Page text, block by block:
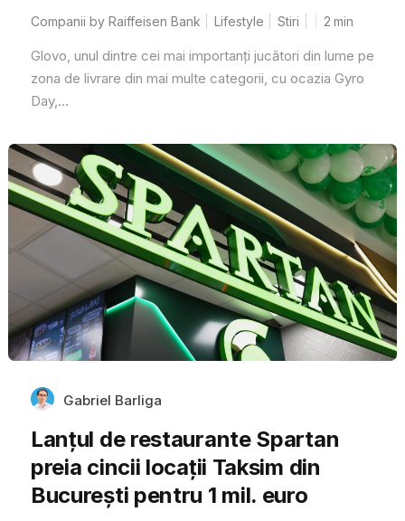
Companii by Raiffeisen Bank Lifestyle Stiri 2 min
Glovo, unul dintre cei mai importanți jucători din lume pe
zona de livrare din mai multe categorii, cu ocazia Gyro
Day,...
Gabriel Barliga
Lanțul de restaurante Spartan
preia cincii locații Taksim din
București pentru 1 mil. euro